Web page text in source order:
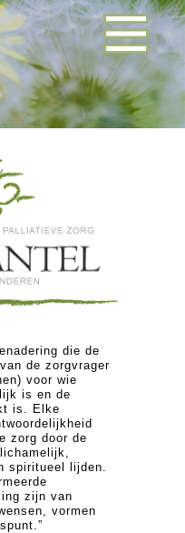
die de
de zorgvrager
voor wie
is en de
is. Elke
zorg door de
spiritueel lijden.
zijn van
vormen